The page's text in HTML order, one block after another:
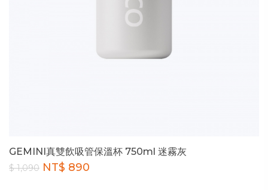
GEMINI真雙飲吸管保溫杯 750ml 迷霧灰
$ 1,090 NT$ 890